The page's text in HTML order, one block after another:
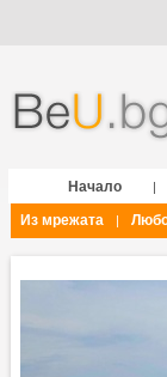
Начало |
Из мрежата
|